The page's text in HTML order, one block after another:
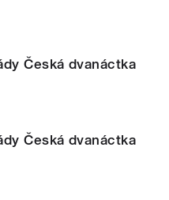
Česká dvanáctka
Česká dvanáctka